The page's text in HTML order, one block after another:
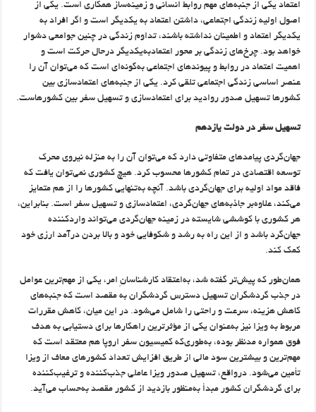
اعتماد یکی از جنبه‌های مهم روابط انسانی و زمینه‌ساز همکاری است. یکی از
اصول اولیه زندگی اجتماعی، داشتن اعتماد به یکدیگر است و اگر افراد به
یکدیگر اعتماد و اطمینان نداشته باشند، تداوم زندگی در چنین جوامعی دشوار
خواهد بود. چرخ‌های زندگی بر محور اعتمادبه‌یکدیگر درحال حرکت است و
اهمیت اعتماد در روابط و پیوندهای اجتماعی به‌گونه‌ای است که می‌توان آن را
عنصر اساسی زندگی اجتماعی تلقی کرد. یکی از جنبه‌های اعتمادسازی بین
کشورها تسهیل صدور روادید برای اعتمادسازی و تسهیل سفر بین کشورهاست.
تسهیل سفر در دولت یازدهم
جهان‌گردی پیامدهای متفاوتی دارد که می‌توان آن را به منزله نیروی محرک
توسعه اقتصادی در تمام کشورها محسوب کرد. هیچ کشوری نمی‌توان یافت که
فاقد مواد اولیه برای جهان‌گردی باشد. آنچه به‌تنهایی کشورها را از هم متمایز
می‌کند، علاوه‌بر جاذبه‌های جهان‌گردی، اعتمادسازی و تسهیل سفر است. بنابراین،
هر کشوری با کوششی شایسته در زمینه جهان‌گردی می‌تواند واردکننده
جهان‌گرد باشد و از این راه به رشد و شکوفایی خود و بالا بردن درآمد ارزی خود
کمک کند.
همان‌طور که پیش‌تر گفته شد، به‌اعتقاد کارشناسانِ امر، یکی از مهم‌ترین عوامل
در جذب گردشگران تسهیل دسترس گردشگران به مقصد است که جنبه‌های
کاهش هزینه، سرعت و راحتی را شامل می‌شود. در این میان، کاهش مقررات
مربوط به ویزا نیز به‌عنوان یکی از مؤثرترین راهکارها برای دستیابی به هدف
فوق همواره مدنظر بوده، به‌طوری‌که کمیسیون سفر اروپا هم معتقد است که
مهم‌ترین و بیشترین سود مالی از طریق افزایش تعداد کشورهای معاف از ویزا
تأمین می‌شود. درواقع، تسهیل صدور ویزا عاملی جذب‌کننده و ترغیب‌کننده
برای گردشگران کشور مبدأ به‌منظور بازدید از کشور مقصد به‌حساب می‌آید.